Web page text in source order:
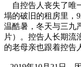
自控告人丧失了唯
塌的破旧的租房里，
温酷暑，冬天与三九
片）。控告人长期流
的老母亲也跟着控告